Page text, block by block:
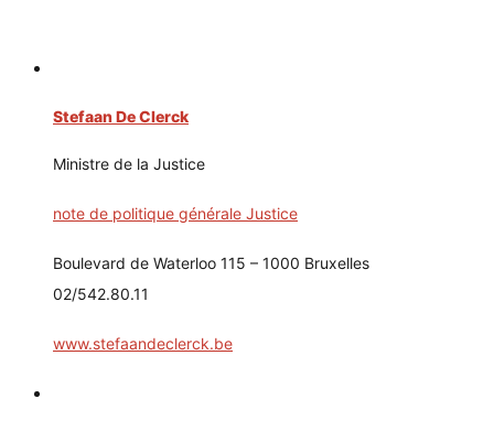
Stefaan De Clerck
Ministre de la Justice
note de politique générale Justice
Boulevard de Waterloo 115 – 1000 Bruxelles
02/542.80.11
www.stefaandeclerck.be